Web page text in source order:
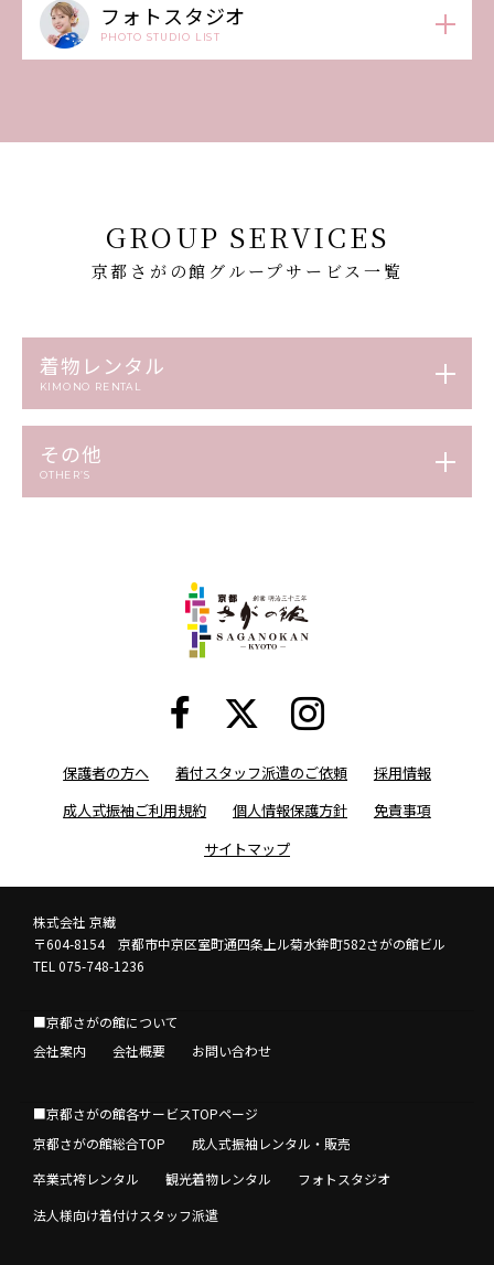
フォトスタジオ
PHOTO STUDIO LIST
GROUP SERVICES
京都さがの館グループサービス一覧
着物レンタル
KIMONO RENTAL
その他
OTHER’S
保護者の方へ 着付スタッフ派遣のご依頼
採用情報
成人式振袖ご利用規約
個人情報保護方針
免責事項
サイトマップ
株式会社 京繊
〒604-8154 京都市中京区室町通四条上ル菊水鉾町582さがの館ビル
TEL 075-748-1236
■京都さがの館について
会社案内
会社概要 お問い合わせ
■京都さがの館各サービスTOPページ
京都さがの館総合TOP
成人式振袖レンタル・販売
卒業式袴レンタル
観光着物レンタル
フォトスタジオ
法人様向け着付けスタッフ派遣